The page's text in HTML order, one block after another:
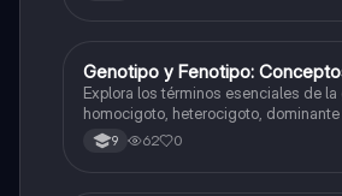
GBiologia
Genotipo y Fenotipo:
Explora los términos esenciales de
homocigoto, heterocigoto,
9 62 0